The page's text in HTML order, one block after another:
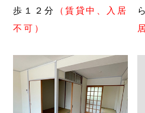
歩１２分
（賃貸中、入居
不可）